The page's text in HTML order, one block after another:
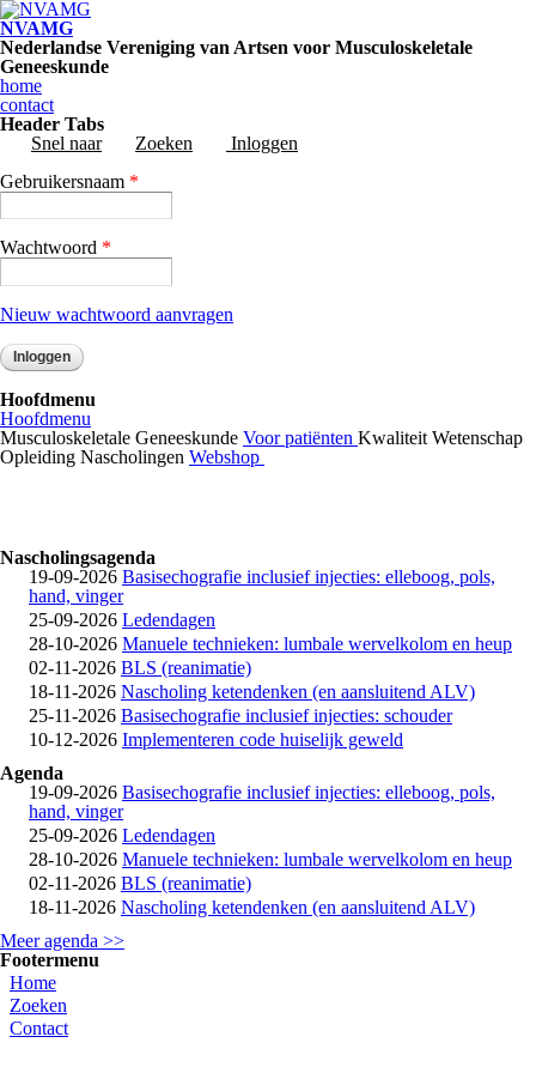
Overslaan en naar de inhoud gaan
NVAMG
Nederlandse Vereniging van Artsen voor Musculoskeletale
Geneeskunde
home
contact
Header Tabs
Snel naar
Zoeken Inloggen
Gebruikersnaam *
Wachtwoord *
Nieuw wachtwoord aanvragen
Hoofdmenu
Hoofdmenu
Musculoskeletale Geneeskunde Voor patiënten Kwaliteit Wetenschap
Opleiding Nascholingen Webshop
Nascholingsagenda
19-09-2026 Basisechografie inclusief injecties: elleboog, pols,
hand, vinger
25-09-2026 Ledendagen
28-10-2026 Manuele technieken: lumbale wervelkolom en heup
02-11-2026 BLS (reanimatie)
18-11-2026 Nascholing ketendenken (en aansluitend ALV)
25-11-2026 Basisechografie inclusief injecties: schouder
10-12-2026 Implementeren code huiselijk geweld
Agenda
19-09-2026 Basisechografie inclusief injecties: elleboog, pols,
hand, vinger
25-09-2026 Ledendagen
28-10-2026 Manuele technieken: lumbale wervelkolom en heup
02-11-2026 BLS (reanimatie)
18-11-2026 Nascholing ketendenken (en aansluitend ALV)
Meer agenda >>
Footermenu
Home
Zoeken
Contact